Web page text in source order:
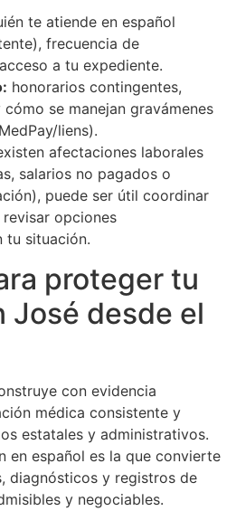
te atiende en español
frecuencia de
a tu expediente.
honorarios contingentes,
se manejan gravámenes
liens).
afectaciones laborales
salarios no pagados o
puede ser útil coordinar
revisar opciones
tu situación.
proteger tu
José desde el
con evidencia
médica consistente y
estatales y administrativos.
en español es la que convierte
diagnósticos y registros de
y negociables.